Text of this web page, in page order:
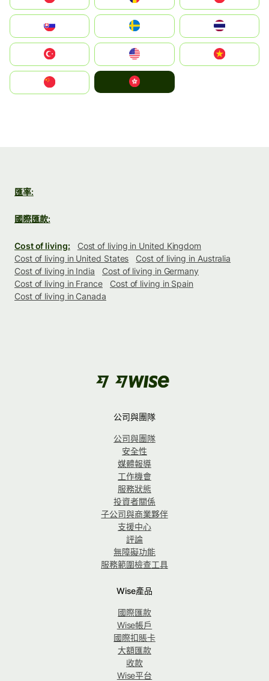
United States
中國香港特別行政區
匯率:
國際匯款:
Cost of living:
Cost of living in United Kingdom
Cost of living in United States
Cost of living in Australia
Cost of living in India
Cost of living in Germany
Cost of living in France
Cost of living in Spain
Cost of living in Canada
公司與團隊
公司與團隊
安全性
媒體報導
工作機會
服務狀態
投資者關係
子公司與商業夥伴
支援中心
評論
無障礙功能
服務範圍檢查工具
Wise產品
國際匯款
Wise帳戶
國際扣賬卡
大額匯款
收款
Wise平台